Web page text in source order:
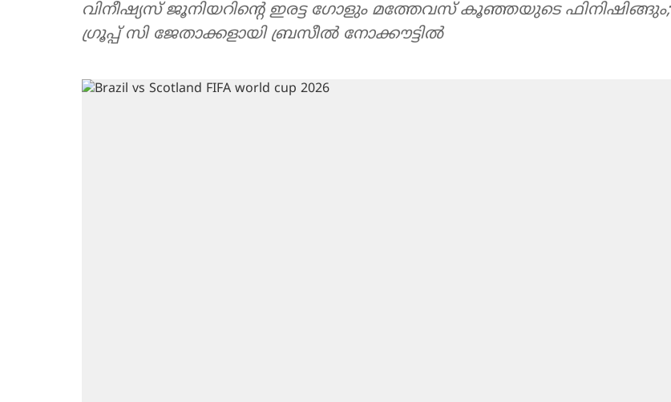
വിനീഷ്യസ് ജൂനിയറിന്‍റെ ഇരട്ട ഗോളും മത്തേവസ് കൂഞ്ഞയുടെ ഫിനിഷിങ്ങും;
ഗ്രൂപ്പ് സി ജേതാക്കളായി ബ്രസീൽ നോക്കൗട്ടിൽ